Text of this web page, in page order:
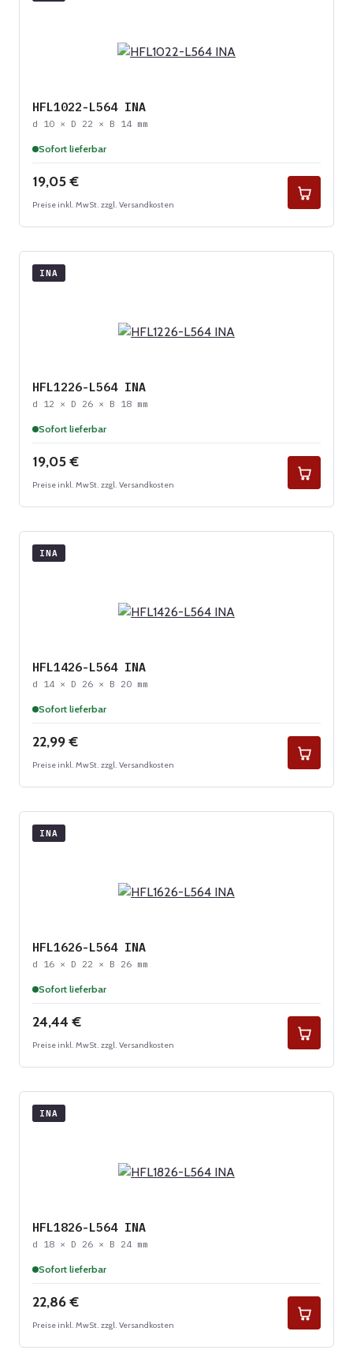
HFL1022-L564 INA
d 10 × D 22 × B 14 mm
Sofort lieferbar
Regulärer Preis:
19,05 €
Preise inkl. MwSt. zzgl. Versandkosten
INA
HFL1226-L564 INA
d 12 × D 26 × B 18 mm
Sofort lieferbar
Regulärer Preis:
19,05 €
Preise inkl. MwSt. zzgl. Versandkosten
INA
HFL1426-L564 INA
d 14 × D 26 × B 20 mm
Sofort lieferbar
Regulärer Preis:
22,99 €
Preise inkl. MwSt. zzgl. Versandkosten
INA
HFL1626-L564 INA
d 16 × D 22 × B 26 mm
Sofort lieferbar
Regulärer Preis:
24,44 €
Preise inkl. MwSt. zzgl. Versandkosten
INA
HFL1826-L564 INA
d 18 × D 26 × B 24 mm
Sofort lieferbar
Regulärer Preis:
22,86 €
Preise inkl. MwSt. zzgl. Versandkosten